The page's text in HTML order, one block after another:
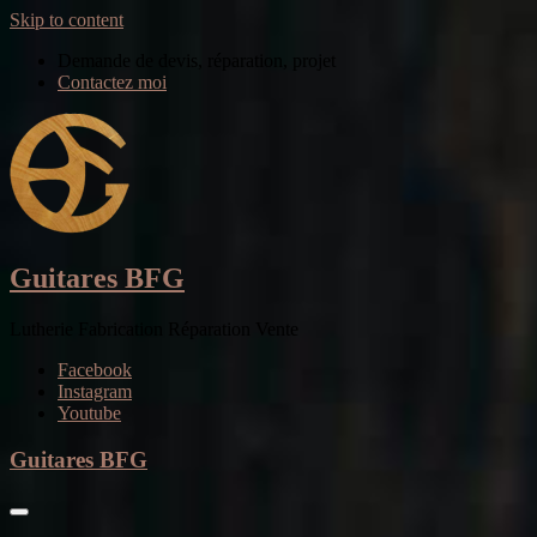
Skip to content
Contactez moi
Guitares BFG
Facebook
Instagram
Youtube
Guitares BFG